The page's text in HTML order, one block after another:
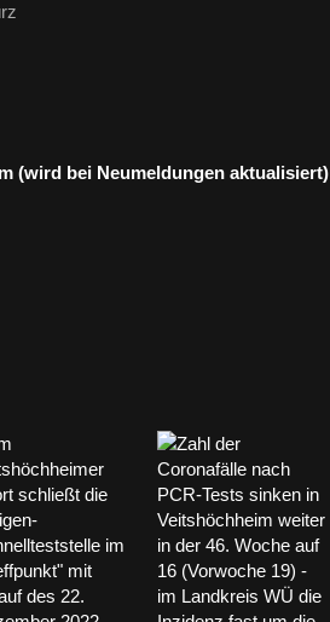
(wird bei Neumeldungen aktualisiert)